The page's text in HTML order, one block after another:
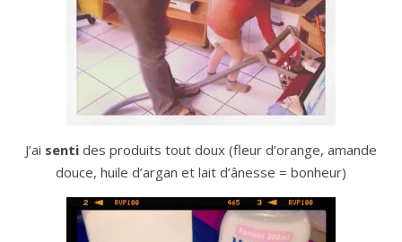
J’ai senti des produits tout doux (fleur d’orange, amande
douce, huile d’argan et lait d’ânesse = bonheur)